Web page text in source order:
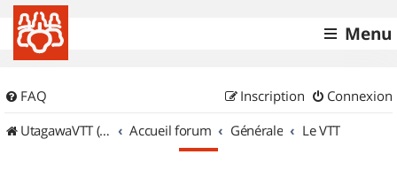
Menu
FAQ Connexion
Inscription
UtagawaVTT (Randos VTT et VTTAE avec traces GPS)
Accueil forum Générale Le VTT